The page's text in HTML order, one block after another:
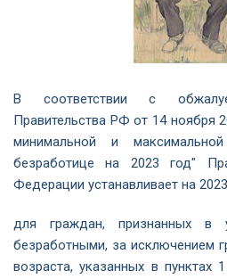
В соответствии с
Правительства РФ от 14 ноября
минимальной и
безработице на 2023 год"
Федерации устанавливает на
для граждан, признанных в
безработными, за исключением
возраста, указанных в пунктах